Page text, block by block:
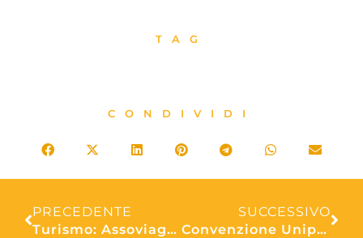
TAG
CONDIVIDI
PRECEDENTE
Turismo: Assoviaggi al TTG Travel Experience di Rimini
SUCCESSIVO
Convenzione Unipol RC Professionale Agenzie di viaggio con estensioni di garanzia